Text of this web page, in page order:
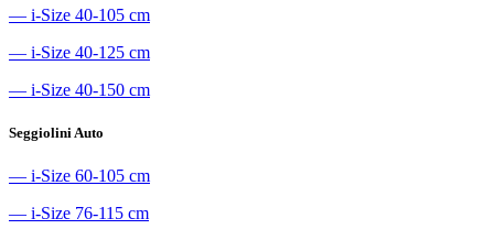
― i-Size 40-105 cm
― i-Size 40-125 cm
― i-Size 40-150 cm
Seggiolini Auto
― i-Size 60-105 cm
― i-Size 76-115 cm